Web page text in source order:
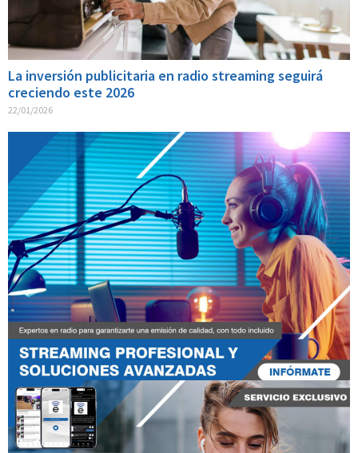
La inversión publicitaria en radio streaming seguirá
creciendo este 2026
22/01/2026